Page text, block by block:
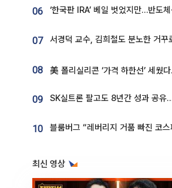
06
07
08
09
10
최신 영상